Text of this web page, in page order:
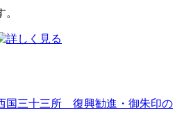
国三十三所 復興勧進・御朱印の